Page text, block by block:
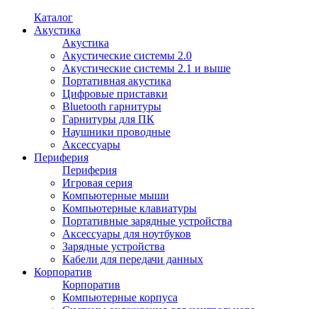
Каталог
Акустика
Акустика
Акустические системы 2.0
Акустические системы 2.1 и выше
Портативная акустика
Цифровые приставки
Bluetooth гарнитуры
Гарнитуры для ПК
Наушники проводные
Аксессуары
Периферия
Периферия
Игровая серия
Компьютерные мыши
Компьютерные клавиатуры
Портативные зарядные устройства
Аксессуары для ноутбуков
Зарядные устройства
Кабели для передачи данных
Корпоратив
Корпоратив
Компьютерные корпуса